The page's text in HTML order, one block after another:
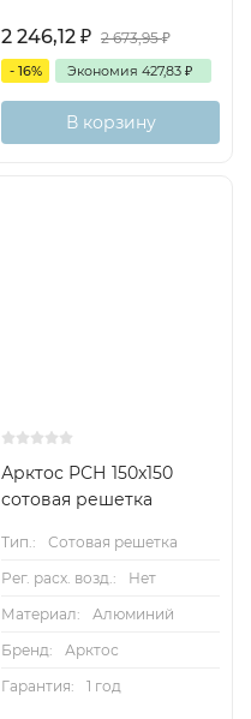
2 246,12 ₽ 2 673,95₽
- 16% Экономия 427,83 ₽
В корзину
Арктос РСН 150x150
сотовая решетка
Тип.:
Сотовая решетка
Рег. расх. возд.:
Нет
Материал:
Алюминий
Бренд:
Арктос
Гарантия:
1 год